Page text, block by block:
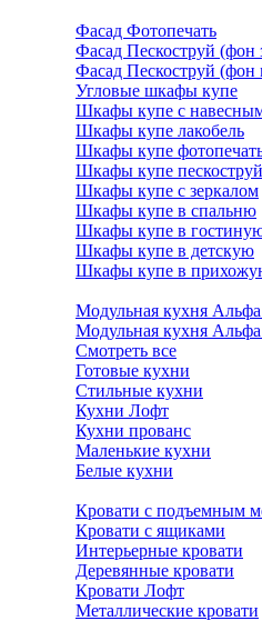
Фасад Фотопечать
Фасад Пескоструй (фон
Фасад Пескоструй (фон
Угловые шкафы купе
Шкафы купе с
Шкафы купе лакобель
Шкафы купе
Шкафы купе пескоструй
Шкафы купе с зеркалом
Шкафы купе в спальню
Шкафы купе в
Шкафы купе в детскую
Шкафы купе в
Модульная кухня
Модульная кухня
Смотреть все
Готовые кухни
Стильные кухни
Кухни Лофт
Кухни прованс
Маленькие кухни
Белые кухни
Кровати с подъемным
Кровати с ящиками
Интерьерные кровати
Деревянные кровати
Кровати Лофт
Металлические кровати